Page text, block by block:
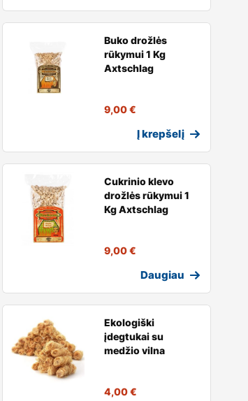
Buko drožlės
rūkymui 1 Kg
Axtschlag
9,00€
Į krepšelį
Cukrinio klevo
drožlės rūkymui 1
Kg Axtschlag
9,00€
Daugiau
Ekologiški
įdegtukai su
medžio vilna
4,00€